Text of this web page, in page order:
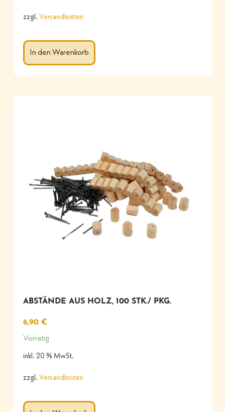
zzgl. Versandkosten
In den Warenkorb
ABSTÄNDE AUS HOLZ, 100 STK./ PKG.
6,90 €
Vorrätig
inkl. 20 % MwSt.
zzgl. Versandkosten